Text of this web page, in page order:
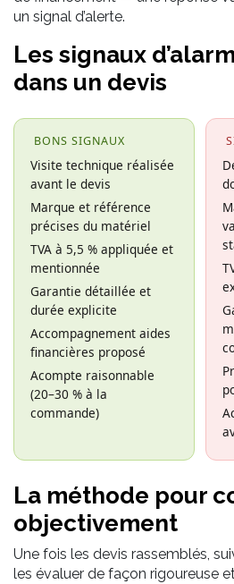
un signal d’alerte.
Les signaux
dans un devis
BONS SIGNAUX
Visite technique réalisée
avant le devis
Marque et référence
précises du matériel
TVA à 5,5 % appliquée et
mentionnée
Garantie détaillée et
durée explicite
Accompagnement aides
financières proposé
Acompte raisonnable
(20–30 % à la
commande)
La méthode pour
objectivement
Une fois les devis rassemblés,
les évaluer de façon rigoureuse